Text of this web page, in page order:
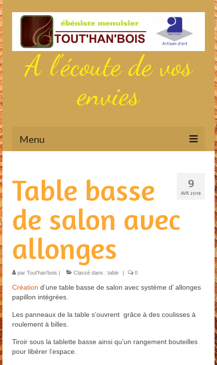
A l'écoute de vos
envies
Menu
Aménagements sur mesure
Restauration
Habillage escalier
Menuiserie extérieure
Contact
9
AVR 2018
Table basse
de salon avec
allonges
par Tout'han'bois Classé dans : table 0
Création d’une table basse de salon avec système d’ allonges
papillon intégrées.
Les panneaux de la table s’ouvrent grâce à des coulisses à
roulement à billes.
Tiroir sous la tablette basse ainsi qu’un rangement bouteilles
pour libérer l’espace.